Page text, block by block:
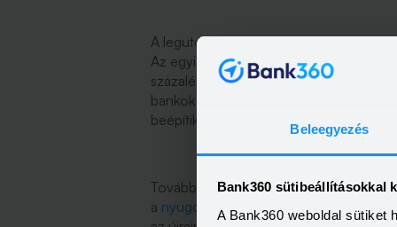
Beleegyezés
Bank360 sütibeállításokkal
A Bank360 weboldal sütiket
A legutóbbi inflációs adatalacsonyvolt,
Az egyik a megemelt tranzakciós illeték,
százalékponttal, jövőre pedig 0,2-0,3
bankok áthárítják, vagy át fogják
beépítik ezt a költséget az áraikba.
További áremelkedéshez vezethetnek
a nyugdíjpénztárimegtakarítások és a